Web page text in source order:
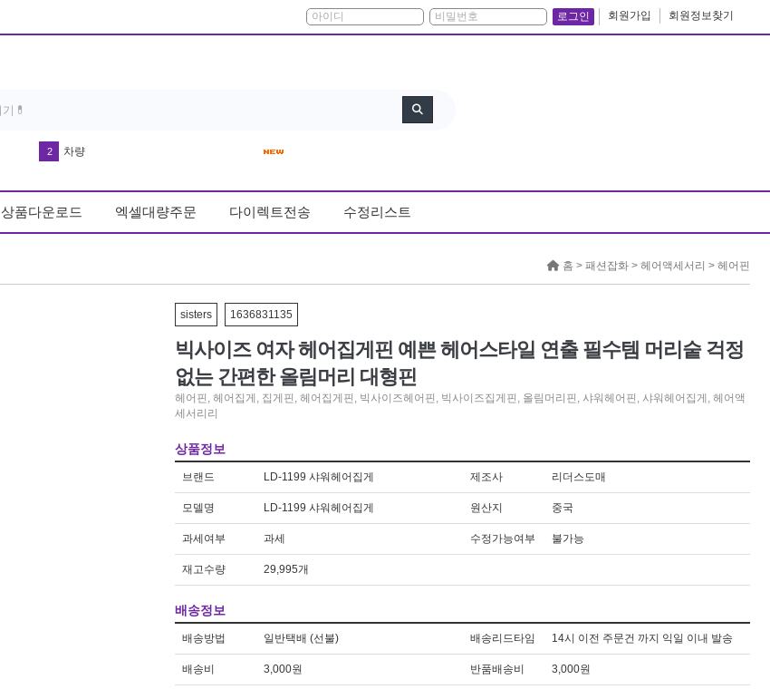
로그인 회원가입 회원정보찾기
2 차량
4 다운블로우-DB8003 남자골프장갑왼손(기존 DB8001)
6 우동
상품다운로드 엑셀대량주문 다이렉트전송 수정리스트
홈 > 패션잡화 > 헤어액세서리 > 헤어핀
sisters 1636831135
빅사이즈 여자 헤어집게핀 예쁜 헤어스타일 연출 필수템 머리숱 걱정
없는 간편한 올림머리 대형핀
헤어핀 , 헤어집게 , 집게핀 , 헤어집게핀 , 빅사이즈헤어핀 , 빅사이즈집게핀 , 올림머리핀 , 샤워헤어핀 , 샤워헤어집게 , 헤어액
세서리리
상품정보
브랜드 LD-1199 샤워헤어집게 제조사 리더스도매
모델명 LD-1199 샤워헤어집게 원산지 중국
과세여부 과세 수정가능여부 불가능
재고수량 29,995개
배송정보
배송방법 일반택배 (선불) 배송리드타임 14시 이전 주문건 까지 익일 이내 발송
배송비 3,000원 반품배송비 3,000원